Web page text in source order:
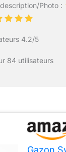
Photo :
4.2/5
84 utilisateurs
Gazon